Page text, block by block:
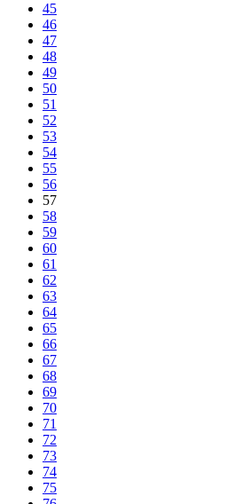
45
46
47
48
49
50
51
52
53
54
55
56
57
58
59
60
61
62
63
64
65
66
67
68
69
70
71
72
73
74
75